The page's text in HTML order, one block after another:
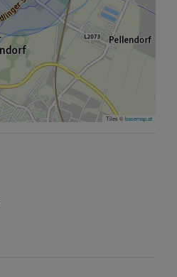
Tiles ©basemap.at